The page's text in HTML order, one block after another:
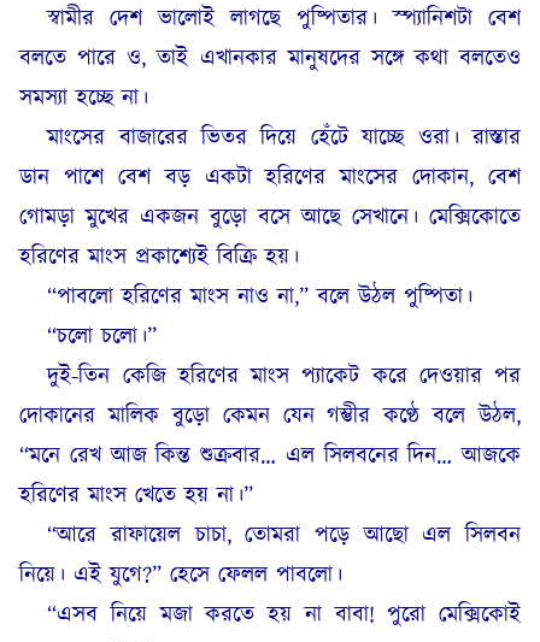
স্বামীর দেশ ভালোই লাগছে পুষ্পিতার। স্প্যানিশটা বেশ
বলতে পারে ও, তাই এখানকার মানুষদের সঙ্গে কথা বলতেও
সমস্যা হচ্ছে না।
মাংসের বাজারের ভিতর দিয়ে হেঁটে যাচ্ছে ওরা। রাস্তার
ডান পাশে বেশ বড় একটা হরিণের মাংসের দোকান, বেশ
গোমড়া মুখের একজন বুড়ো বসে আছে সেখানে। মেক্সিকোতে
হরিণের মাংস প্রকাশ্যেই বিক্রি হয়।
“পাবলো হরিণের মাংস নাও না,” বলে উঠল পুষ্পিতা।
“চলো চলো।”
দুই-তিন কেজি হরিণের মাংস প্যাকেট করে দেওয়ার পর
দোকানের মালিক বুড়ো কেমন যেন গম্ভীর কণ্ঠে বলে উঠল,
“মনে রেখ আজ কিন্ত শুক্রবার… এল সিলবনের দিন… আজকে
হরিণের মাংস খেতে হয় না।”
“আরে রাফায়েল চাচা, তোমরা পড়ে আছো এল সিলবন
নিয়ে। এই যুগে?” হেসে ফেলল পাবলো।
“এসব নিয়ে মজা করতে হয় না বাবা! পুরো মেক্সিকোই